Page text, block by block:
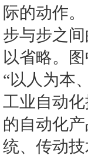
际的动作。
步与步之
以省略。
“以人为本
工业自动
的自动化
统、传动